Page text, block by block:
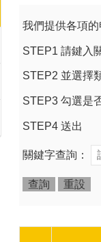
我們提供各項
STEP1 請鍵入
STEP2 並選擇
STEP3 勾選是
STEP4 送出
關鍵字查詢：